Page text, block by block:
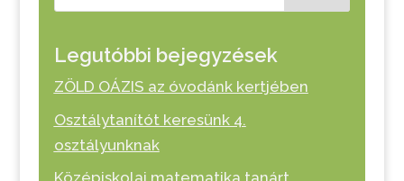
Legutóbbi bejegyzések
ZÖLD OÁZIS az óvodánk kertjében
Osztálytanítót keresünk 4.
osztályunknak